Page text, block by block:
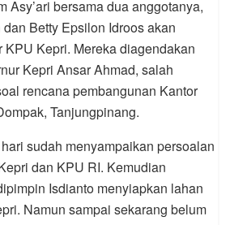
Asy’ari bersama dua anggotanya,
Betty Epsilon Idroos akan
Kepri. Mereka diagendakan
Kepri Ansar Ahmad, salah
rencana pembangunan Kantor
Tanjungpinang.
sudah menyampaikan persoalan
dan KPU RI. Kemudian
Isdianto menyiapkan lahan
Namun sampai sekarang belum